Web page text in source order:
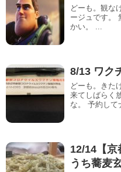
どーも。観な
ージュです。
かい。 ...
8/13 ワク
どーも。きた
来てしばらく
な。 予約して
12/14【京
うち蕎麦